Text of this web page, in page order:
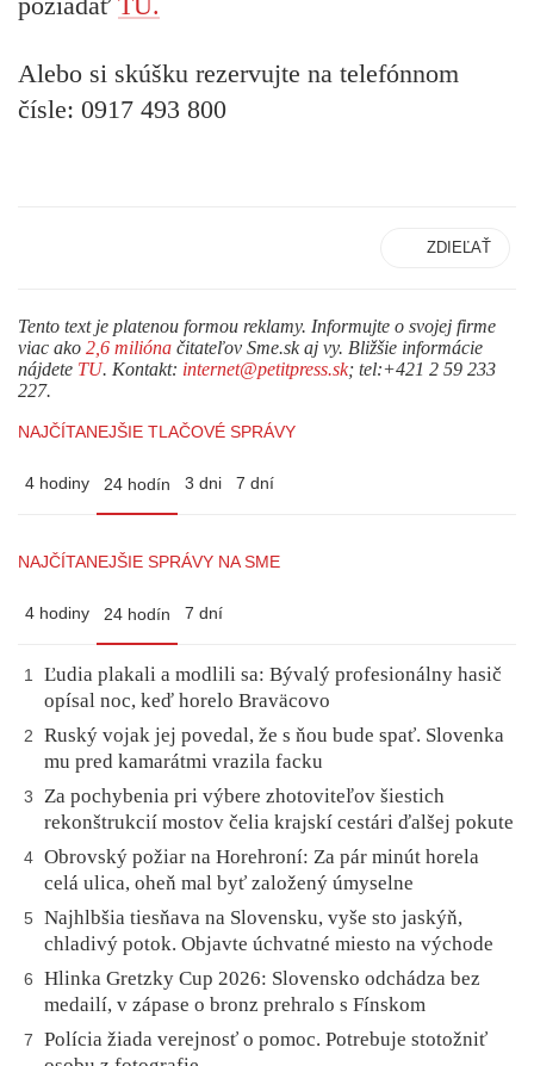
Alebo si skúšku rezervujte na telefónnom
čísle: 0917 493 800
ZDIEĽAŤ
Tento text je platenou formou reklamy. Informujte o svojej firme
viac ako 2,6 milióna čitateľov Sme.sk aj vy. Bližšie informácie
nájdete TU. Kontakt: internet@petitpress.sk; tel:+421 2 59 233
227.
NAJČÍTANEJŠIE TLAČOVÉ SPRÁVY
4 hodiny 24 hodín 3 dni 7 dní
NAJČÍTANEJŠIE SPRÁVY NA SME
4 hodiny 24 hodín 7 dní
1
Ľudia plakali a modlili sa: Bývalý profesionálny hasič
opísal noc, keď horelo Braväcovo
2
Ruský vojak jej povedal, že s ňou bude spať. Slovenka
mu pred kamarátmi vrazila facku
3
Za pochybenia pri výbere zhotoviteľov šiestich
rekonštrukcií mostov čelia krajskí cestári ďalšej pokute
4 Obrovský požiar na Horehroní: Za pár minút horela
celá ulica, oheň mal byť založený úmyselne
5
Najhlbšia tiesňava na Slovensku, vyše sto jaskýň,
chladivý potok. Objavte úchvatné miesto na východe
6
Hlinka Gretzky Cup 2026: Slovensko odchádza bez
medailí, v zápase o bronz prehralo s Fínskom
7
Polícia žiada verejnosť o pomoc. Potrebuje stotožniť